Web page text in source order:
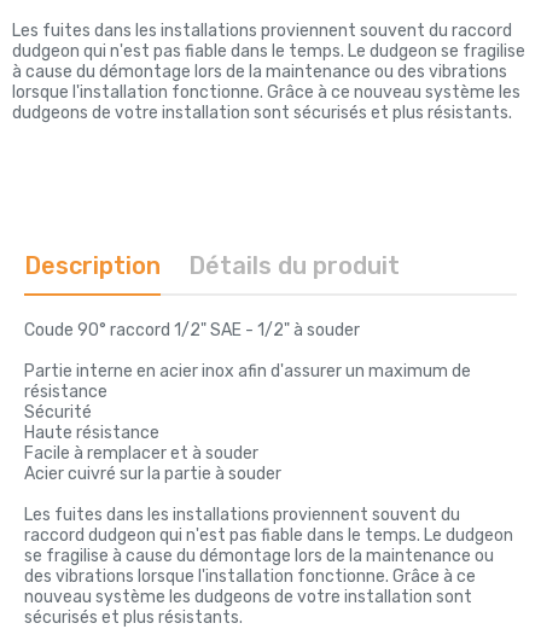
Les fuites dans les installations proviennent souvent du raccord
dudgeon qui n'est pas fiable dans le temps. Le dudgeon se fragilise
à cause du démontage lors de la maintenance ou des vibrations
lorsque l'installation fonctionne. Grâce à ce nouveau système les
dudgeons de votre installation sont sécurisés et plus résistants.
Description Détails du produit
Coude 90° raccord 1/2" SAE - 1/2" à souder
Partie interne en acier inox afin d'assurer un maximum de
résistance
Sécurité
Haute résistance
Facile à remplacer et à souder
Acier cuivré sur la partie à souder
Les fuites dans les installations proviennent souvent du
raccord dudgeon qui n'est pas fiable dans le temps. Le dudgeon
se fragilise à cause du démontage lors de la maintenance ou
des vibrations lorsque l'installation fonctionne. Grâce à ce
nouveau système les dudgeons de votre installation sont
sécurisés et plus résistants.